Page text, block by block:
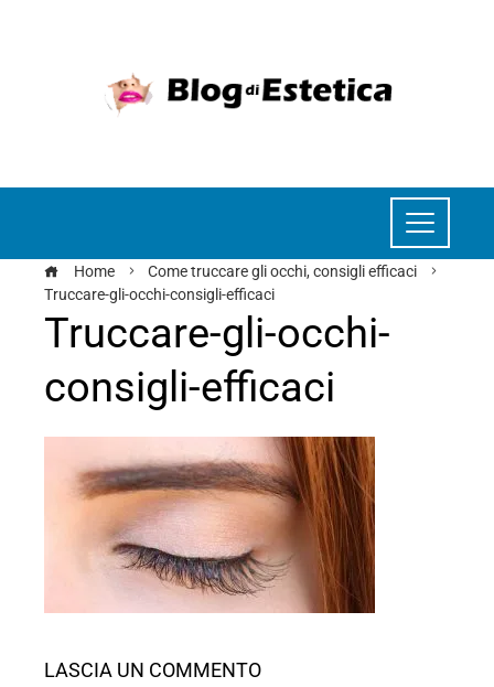
Home
Come truccare gli occhi, consigli efficaci
Truccare-gli-occhi-consigli-efficaci
Truccare-gli-occhi-
consigli-efficaci
LASCIA UN COMMENTO